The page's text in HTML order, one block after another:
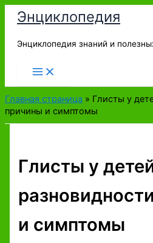
Перейти
содержимому
Энциклопедия
Энциклопедия знаний и
Главная страница » Глисты у
причины и симптомы
Глисты у
и симптомы